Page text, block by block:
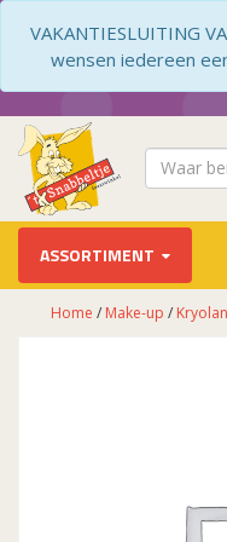
VAKANTIESLUITING
wensen iedereen
ASSORTIMENT
Home / Make-up / Kryolan